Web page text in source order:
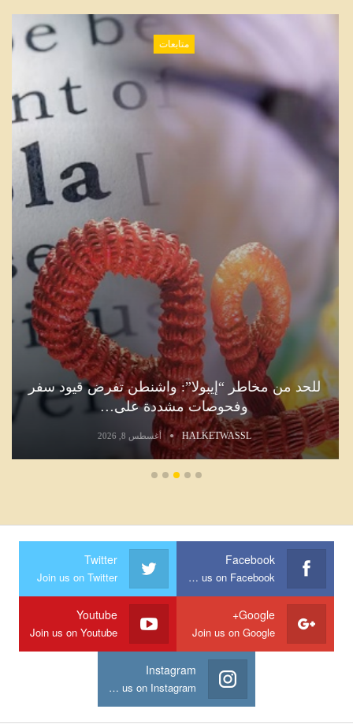
متابعات
للحد من مخاطر “إيبولا”: واشنطن تفرض قيود سفر
وفحوصات مشددة على…
HALKETWASSL أغسطس 8, 2026
Facebook
Join us on Facebook
Twitter
Join us on Twitter
Google+
Join us on Google
Youtube
Join us on Youtube
Instagram
Join us on Instagram